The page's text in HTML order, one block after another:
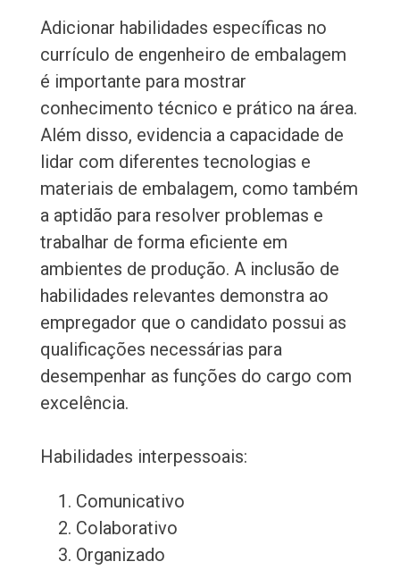
Adicionar habilidades específicas no
currículo de engenheiro de embalagem
é importante para mostrar
conhecimento técnico e prático na área.
Além disso, evidencia a capacidade de
lidar com diferentes tecnologias e
materiais de embalagem, como também
a aptidão para resolver problemas e
trabalhar de forma eficiente em
ambientes de produção. A inclusão de
habilidades relevantes demonstra ao
empregador que o candidato possui as
qualificações necessárias para
desempenhar as funções do cargo com
excelência.
Habilidades interpessoais:
Comunicativo
Colaborativo
Organizado